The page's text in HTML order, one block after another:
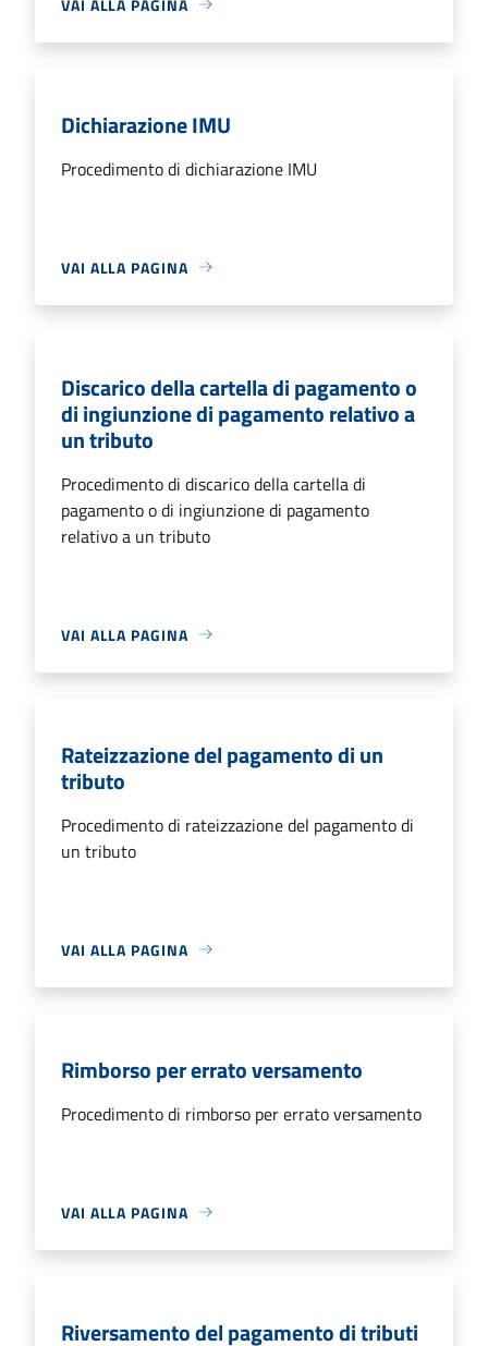
Dichiarazione IMU
Procedimento di dichiarazione IMU
VAI ALLA PAGINA
Discarico della cartella di pagamento o
di ingiunzione di pagamento relativo a
un tributo
Procedimento di discarico della cartella di
pagamento o di ingiunzione di pagamento
relativo a un tributo
VAI ALLA PAGINA
Rateizzazione del pagamento di un
tributo
Procedimento di rateizzazione del pagamento di
un tributo
VAI ALLA PAGINA
Rimborso per errato versamento
Procedimento di rimborso per errato versamento
VAI ALLA PAGINA
Riversamento del pagamento di tributi